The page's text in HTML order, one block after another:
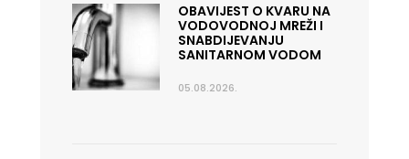
OBAVIJEST O KVARU NA
VODOVODNOJ MREŽI I
SNABDIJEVANJU
SANITARNOM VODOM
05.08.2026.